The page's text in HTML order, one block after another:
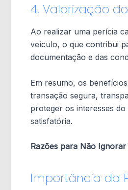
4. Valorização
Ao realizar uma perícia
veículo, o que contribui
documentação e das
Em resumo, os
transação segura,
proteger os interesses
satisfatória.
Razões para Não
Importância da